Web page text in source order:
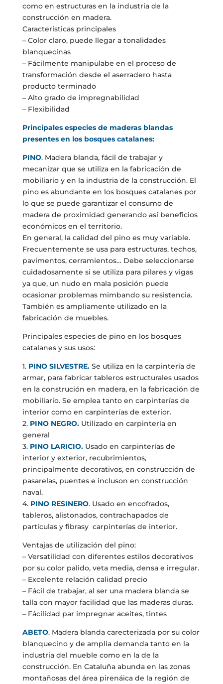
como en estructuras en la industria de la
construcción en madera.
Características principales
– Color claro, puede llegar a tonalidades
blanquecinas
– Fácilmente manipulabe en el proceso de
transformación desde el aserradero hasta
producto terminado
– Alto grado de impregnabilidad
– Flexibilidad
Principales especies de maderas blandas
presentes en los bosques catalanes:
PINO. Madera blanda, fácil de trabajar y
mecanizar que se utiliza en la fabricación de
mobiliario y en la industria de la construcción. El
pino es abundante en los bosques catalanes por
lo que se puede garantizar el consumo de
madera de proximidad generando así beneficios
económicos en el territorio.
En general, la calidad del pino es muy variable.
Frecuentemente se usa para estructuras, techos,
pavimentos, cerramientos… Debe seleccionarse
cuidadosamente si se utiliza para pilares y vigas
ya que, un nudo en mala posición puede
ocasionar problemas mimbando su resistencia.
También es ampliamente utilizado en la
fabricación de muebles.
Principales especies de pino en los bosques
catalanes y sus usos:
1. PINO SILVESTRE.Se utiliza en la carpintería de
armar, para fabricar tableros estructurales usados
en la construción en madera, en la fabricación de
mobiliario. Se emplea tanto en carpinterías de
interior como en carpinterías de exterior.
2. PINO NEGRO.Utilizado en carpintería en
general
3.PINO LARICIO.Usado en carpinterías de
interior y exterior, recubrimientos,
principalmente decorativos, en construcción de
pasarelas, puentes e incluson en construcción
naval.
4. PINO RESINERO. Usado en encofrados,
tableros, alistonados, contrachapados de
partículas y fibrasy carpinterías de interior.
Ventajas de utilización del pino:
– Versatilidad con diferentes estilos decorativos
por su color palido, veta media, densa e irregular.
– Excelente relación calidad precio
– Fácil de trabajar, al ser una madera blanda se
talla con mayor facilidad que las maderas duras.
– Fácilidad par impregnar aceites, tintes
ABETO. Madera blanda carecterizada por su color
blanquecino y de amplia demanda tanto en la
industria del mueble como en la de la
construcción. En Cataluña abunda en las zonas
montañosas del área pirenáica de la región de